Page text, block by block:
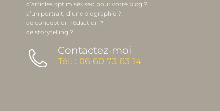
d’articles optimisés seo pour votre blog ?
d’un portrait, d’une biographie ?
de conception rédaction ?
de storytelling ?
Contactez-moi
Tél. : 06 60 73 63 14